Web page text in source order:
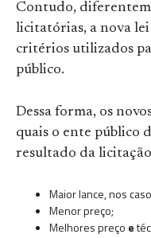
Contudo,
licitatórias, a nova
critérios utilizados
público.
Dessa forma, os
quais o ente público
resultado da
Maior lance, nos
Menor preço;
Melhores preço e